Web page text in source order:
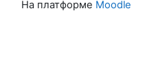
На платформе Moodle